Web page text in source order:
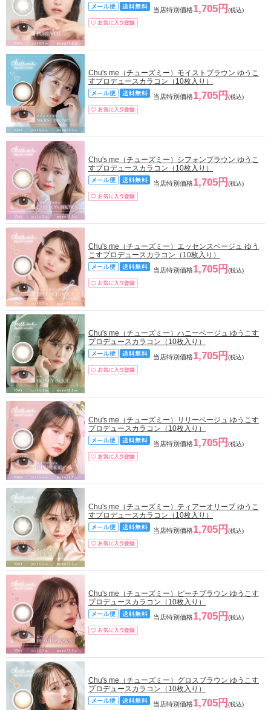
当店特別価格1,705円 (税込)
Chu's me（チューズミー）モイストブラウン ゆうこ
すプロデュースカラコン（10枚入り）
当店特別価格1,705円 (税込)
Chu's me（チューズミー）シフォンブラウン ゆうこ
すプロデュースカラコン（10枚入り）
当店特別価格1,705円 (税込)
Chu's me（チューズミー）エッセンスベージュ ゆう
こすプロデュースカラコン（10枚入り）
当店特別価格1,705円 (税込)
Chu's me（チューズミー）ハニーベージュ ゆうこす
プロデュースカラコン（10枚入り）
当店特別価格1,705円 (税込)
Chu's me（チューズミー）リリーベージュ ゆうこす
プロデュースカラコン（10枚入り）
当店特別価格1,705円 (税込)
Chu's me（チューズミー）ティアーオリーブ ゆうこ
すプロデュースカラコン（10枚入り）
当店特別価格1,705円 (税込)
Chu's me（チューズミー）ピーチブラウン ゆうこす
プロデュースカラコン（10枚入り）
当店特別価格1,705円 (税込)
Chu's me（チューズミー）グロスブラウン ゆうこす
プロデュースカラコン（10枚入り）
当店特別価格1,705円 (税込)